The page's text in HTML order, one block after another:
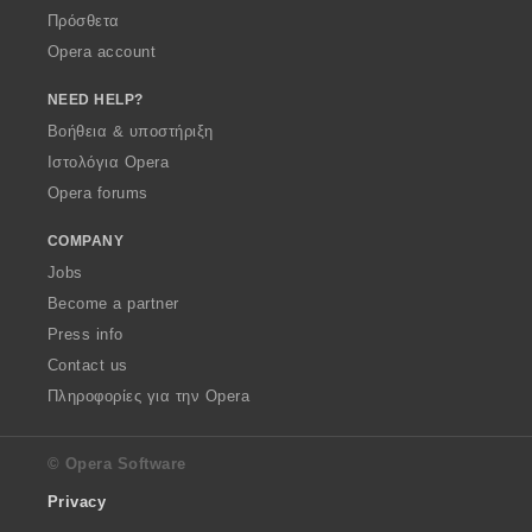
Πρόσθετα
Opera account
NEED HELP?
Βοήθεια & υποστήριξη
Ιστολόγια Opera
Opera forums
COMPANY
Jobs
Become a partner
Press info
Contact us
Πληροφορίες για την Opera
© Opera Software
Privacy